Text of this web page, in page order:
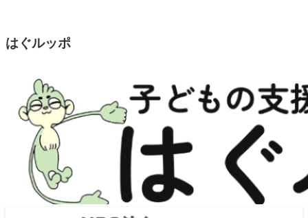
はぐルッポ